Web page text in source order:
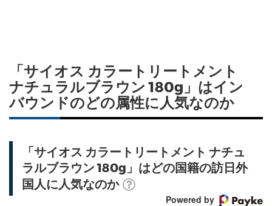
「サイオス カラートリートメント
ナチュラルブラウン 180g」はイン
バウンドのどの属性に人気なのか
「サイオス カラートリートメント ナチュ
ラルブラウン 180g」はどの国籍の訪日外
国人に人気なのか
Powered by